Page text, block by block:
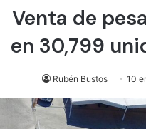
Venta de
en 30,799
Rubén Bustos 10